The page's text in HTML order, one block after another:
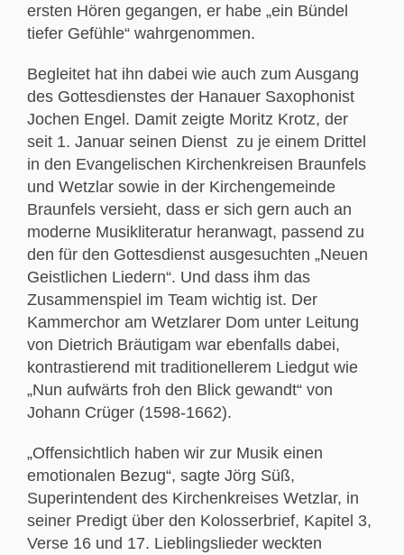
ersten Hören gegangen, er habe „ein Bündel
tiefer Gefühle“ wahrgenommen.
Begleitet hat ihn dabei wie auch zum Ausgang
des Gottesdienstes der Hanauer Saxophonist
Jochen Engel. Damit zeigte Moritz Krotz, der
seit 1. Januar seinen Dienst zu je einem Drittel
in den Evangelischen Kirchenkreisen Braunfels
und Wetzlar sowie in der Kirchengemeinde
Braunfels versieht, dass er sich gern auch an
moderne Musikliteratur heranwagt, passend zu
den für den Gottesdienst ausgesuchten „Neuen
Geistlichen Liedern“. Und dass ihm das
Zusammenspiel im Team wichtig ist. Der
Kammerchor am Wetzlarer Dom unter Leitung
von Dietrich Bräutigam war ebenfalls dabei,
kontrastierend mit traditionellerem Liedgut wie
„Nun aufwärts froh den Blick gewandt“ von
Johann Crüger (1598-1662).
„Offensichtlich haben wir zur Musik einen
emotionalen Bezug“, sagte Jörg Süß,
Superintendent des Kirchenkreises Wetzlar, in
seiner Predigt über den Kolosserbrief, Kapitel 3,
Verse 16 und 17. Lieblingslieder weckten